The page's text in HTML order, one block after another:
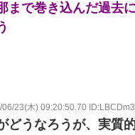
まで巻き込んだ過去
23(木) 09:20:50.70
どうなろうが、実質